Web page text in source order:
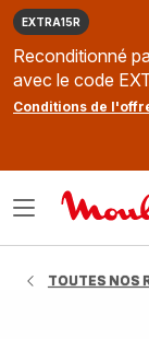
EXTRA15R
Reconditionné
avec le code
Conditions de
Ouvrir
TOUTES NOS